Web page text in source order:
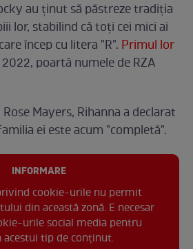
au ținut să păstreze tradiția
lor, stabilind că toți cei mici ai
încep cu litera "R". Primul lor
poartă numele de RZA
Mayers, Rihanna a declarat
ei este acum "completă".
INFORMARE
cookie-urile nu permit
din această zonă. E necesar
urile social media pentru
acestui tip de conținut.